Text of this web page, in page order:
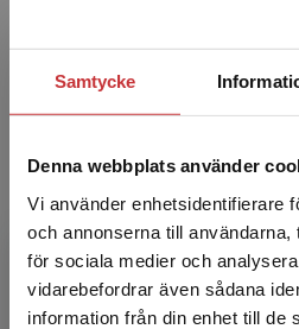
Samtycke
Denna webbplats använder
Vi använder enhetsidentifierare
och annonserna till användarna,
för sociala medier och
vidarebefordrar även sådana
information från din enhet till de
Begränsad
specialpedagogik och
Svea-Maria
Lektor Svea Maria Kuoppa